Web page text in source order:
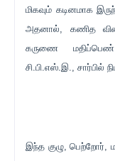
மிகவும் கடினமாக
அதனால், கணித
கருணை மதிப்பெண்
சி.பி.எஸ்.இ., சார்பில்
இந்த குழு, பெற்றோர்,